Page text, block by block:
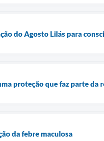
do Agosto Lilás para
proteção que faz parte da
da febre maculosa